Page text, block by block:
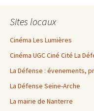
Sites locaux
Cinéma Les Lumières
Cinéma UGC Ciné Cité La
La Défense : évenements,
La Défense Seine-Arche
La mairie de Nanterre